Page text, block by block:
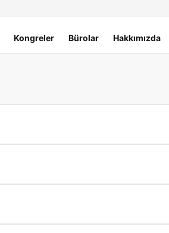
Kongreler Bürolar Hakkımızda